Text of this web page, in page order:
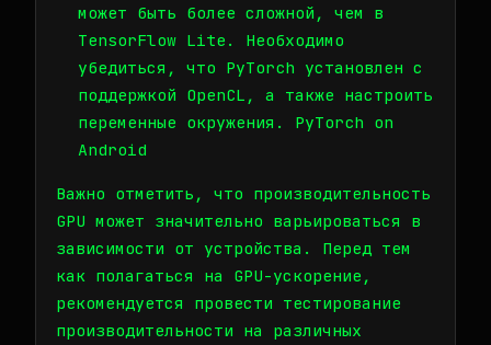
может быть более сложной, чем в
TensorFlow Lite. Необходимо
убедиться, что PyTorch установлен с
поддержкой OpenCL, а также настроить
переменные окружения. PyTorch on
Android
Важно отметить, что производительность
GPU может значительно варьироваться в
зависимости от устройства. Перед тем
как полагаться на GPU-ускорение,
рекомендуется провести тестирование
производительности на различных